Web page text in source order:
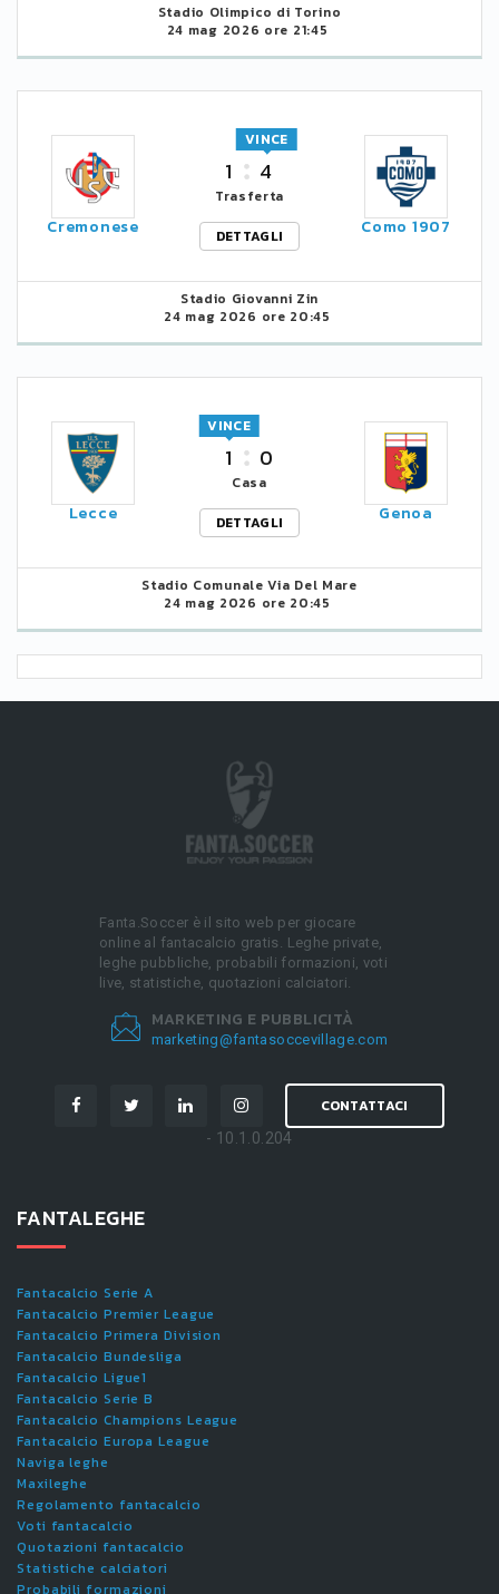
Stadio Olimpico di Torino
24 mag 2026 ore 21:45
Cremonese
1 4
VINCE
Trasferta
DETTAGLI
Como 1907
Stadio Giovanni Zin
24 mag 2026 ore 20:45
Lecce
1
VINCE
0
Casa
DETTAGLI
Genoa
Stadio Comunale Via Del Mare
24 mag 2026 ore 20:45
Fanta.Soccer è il sito web per giocare
online al fantacalcio gratis. Leghe private,
leghe pubbliche, probabili formazioni, voti
live, statistiche, quotazioni calciatori.
MARKETING E PUBBLICITÀ
marketing@fantasoccevillage.com
CONTATTACI
- 10.1.0.204
FANTALEGHE
Fantacalcio Serie A
Fantacalcio Premier League
Fantacalcio Primera Division
Fantacalcio Bundesliga
Fantacalcio Ligue1
Fantacalcio Serie B
Fantacalcio Champions League
Fantacalcio Europa League
Naviga leghe
Maxileghe
Regolamento fantacalcio
Voti fantacalcio
Quotazioni fantacalcio
Statistiche calciatori
Probabili formazioni